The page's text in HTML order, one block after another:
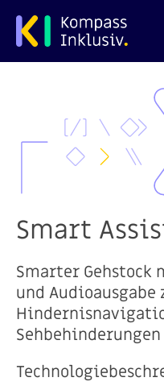
zum Hauptinhalt springen
Smart
Smarter Gehstock
und
Sehbehinderungen